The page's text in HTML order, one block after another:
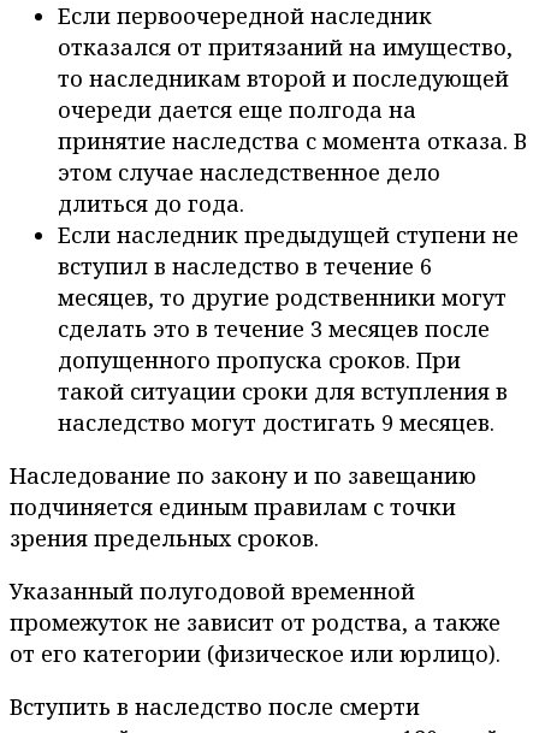
Если первоочередной наследник
отказался от притязаний на имущество,
то наследникам второй и последующей
очереди дается еще полгода на
принятие наследства с момента отказа. В
этом случае наследственное дело
длиться до года.
Если наследник предыдущей ступени не
вступил в наследство в течение 6
месяцев, то другие родственники могут
сделать это в течение 3 месяцев после
допущенного пропуска сроков. При
такой ситуации сроки для вступления в
наследство могут достигать 9 месяцев.
Наследование по закону и по завещанию
подчиняется единым правилам с точки
зрения предельных сроков.
Указанный полугодовой временной
промежуток не зависит от родства, а также
от его категории (физическое или юрлицо).
Вступить в наследство после смерти